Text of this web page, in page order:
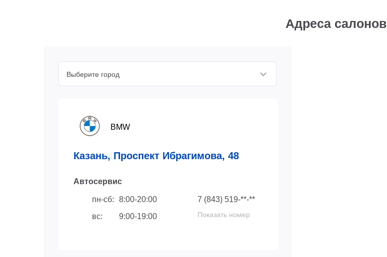
Адреса салонов
Выберите город
BMW
Казань, Проспект Ибрагимова, 48
Автосервис
пн-сб:
8:00-20:00
вс:
9:00-19:00
7 (843) 519-**-**
Показать номер